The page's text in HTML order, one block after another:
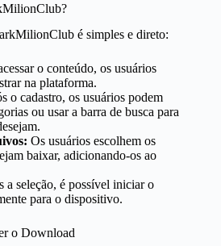
é simples e direto:
o conteúdo, os usuários
na plataforma.
o cadastro, os usuários podem
ou usar a barra de busca para
Os usuários escolhem os
baixar, adicionando-os ao
a seleção, é possível iniciar o
para o dispositivo.
o Download